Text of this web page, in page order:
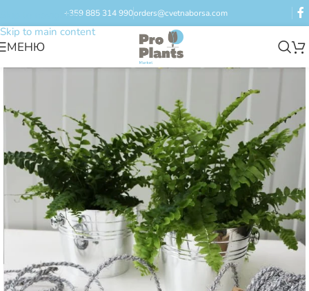
Skip to navigation
Skip to main content
+359 885 314 990orders@cvetnaborsa.com
МЕНЮ